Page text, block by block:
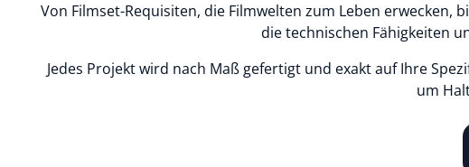
Von Filmset-Requisiten, die Filmwelten zum Leben
die technischen Fähigkeiten
Jedes Projekt wird nach Maß gefertigt und exakt auf Ihre
um